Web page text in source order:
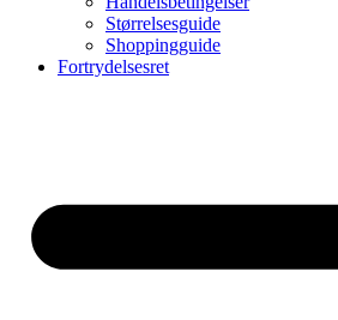
Størrelsesguide
Shoppingguide
Fortrydelsesret